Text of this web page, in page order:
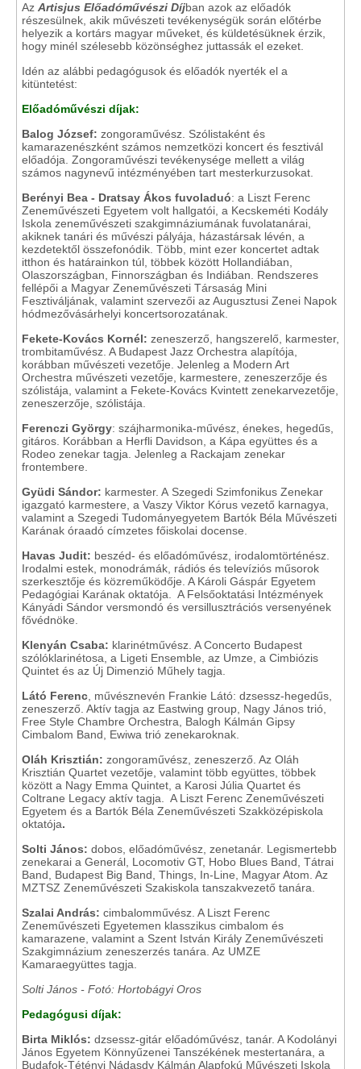
Az Artisjus Előadóművészi Díjban azok az előadók
részesülnek, akik művészeti tevékenységük során előtérbe
helyezik a kortárs magyar műveket, és küldetésüknek érzik,
hogy minél szélesebb közönséghez juttassák el ezeket.
Idén az alábbi pedagógusok és előadók nyerték el a
kitüntetést:
Előadóművészi díjak:
Balog József: zongoraművész. Szólistaként és
kamarazenészként számos nemzetközi koncert és fesztivál
előadója. Zongoraművészi tevékenysége mellett a világ
számos nagynevű intézményében tart mesterkurzusokat.
Berényi Bea - Dratsay Ákos fuvoladuó: a Liszt Ferenc
Zeneművészeti Egyetem volt hallgatói, a Kecskeméti Kodály
Iskola zeneművészeti szakgimnáziumának fuvolatanárai,
akiknek tanári és művészi pályája, házastársak lévén, a
kezdetektől összefonódik. Több, mint ezer koncertet adtak
itthon és határainkon túl, többek között Hollandiában,
Olaszországban, Finnországban és Indiában. Rendszeres
fellépői a Magyar Zeneművészeti Társaság Mini
Fesztiváljának, valamint szervezői az Augusztusi Zenei Napok
hódmezővásárhelyi koncertsorozatának.
Fekete-Kovács Kornél: zeneszerző, hangszerelő, karmester,
trombitaművész. A Budapest Jazz Orchestra alapítója,
korábban művészeti vezetője. Jelenleg a Modern Art
Orchestra művészeti vezetője, karmestere, zeneszerzője és
szólistája, valamint a Fekete-Kovács Kvintett zenekarvezetője,
zeneszerzője, szólistája.
Ferenczi György: szájharmonika-művész, énekes, hegedűs,
gitáros. Korábban a Herfli Davidson, a Kápa együttes és a
Rodeo zenekar tagja. Jelenleg a Rackajam zenekar
frontembere.
Gyüdi Sándor: karmester. A Szegedi Szimfonikus Zenekar
igazgató karmestere, a Vaszy Viktor Kórus vezető karnagya,
valamint a Szegedi Tudományegyetem Bartók Béla Művészeti
Karának óraadó címzetes főiskolai docense.
Havas Judit: beszéd- és előadóművész, irodalomtörténész.
Irodalmi estek, monodrámák, rádiós és televíziós műsorok
szerkesztője és közreműködője. A Károli Gáspár Egyetem
Pedagógiai Karának oktatója. A Felsőoktatási Intézmények
Kányádi Sándor versmondó és versillusztrációs versenyének
fővédnöke.
Klenyán Csaba: klarinétművész. A Concerto Budapest
szólóklarinétosa, a Ligeti Ensemble, az Umze, a Cimbiózis
Quintet és az Új Dimenzió Műhely tagja.
Látó Ferenc , művésznevén Frankie Látó: dzsessz-hegedűs,
zeneszerző. Aktív tagja az Eastwing group, Nagy János trió,
Free Style Chambre Orchestra, Balogh Kálmán Gipsy
Cimbalom Band, Ewiwa trió zenekaroknak.
Oláh Krisztián: zongoraművész, zeneszerző. Az Oláh
Krisztián Quartet vezetője, valamint több együttes, többek
között a Nagy Emma Quintet, a Karosi Júlia Quartet és
Coltrane Legacy aktív tagja. A Liszt Ferenc Zeneművészeti
Egyetem és a Bartók Béla Zeneművészeti Szakközépiskola
oktatója.
Solti János: dobos, előadóművész, zenetanár. Legismertebb
zenekarai a Generál, Locomotiv GT, Hobo Blues Band, Tátrai
Band, Budapest Big Band, Things, In-Line, Magyar Atom. Az
MZTSZ Zeneművészeti Szakiskola tanszakvezető tanára.
Szalai András: cimbalomművész. A Liszt Ferenc
Zeneművészeti Egyetemen klasszikus cimbalom és
kamarazene, valamint a Szent István Király Zeneművészeti
Szakgimnázium zeneszerzés tanára. Az UMZE
Kamaraegyüttes tagja.
Solti János - Fotó: Hortobágyi Oros
Pedagógusi díjak:
Birta Miklós: dzsessz-gitár előadóművész, tanár. A Kodolányi
János Egyetem Könnyűzenei Tanszékének mestertanára, a
Budafok-Tétényi Nádasdy Kálmán Alapfokú Művészeti Iskola